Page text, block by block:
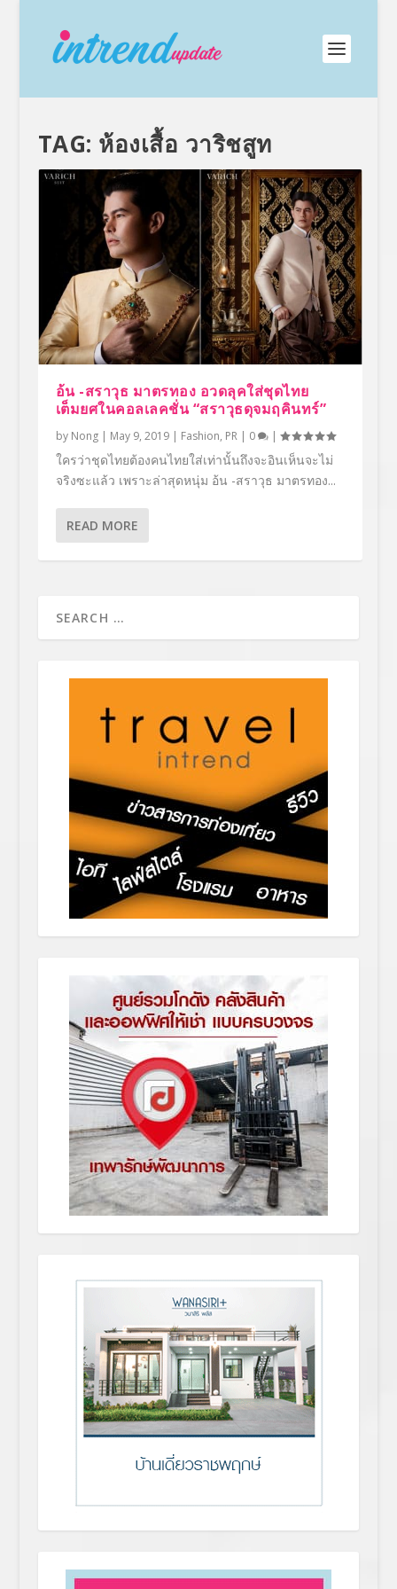
TAG: ห้องเสื้อ วาริชสูท
อ้น -สราวุธ มาตรทอง อวดลุคใส่ชุดไทย
เต็มยศในคอลเลคชั่น “สราวุธดุจมฤคินทร์”
by Nong| May 9, 2019| Fashion, PR| 0 |
ใครว่าชุดไทยต้องคนไทยใส่เท่านั้นถึงจะอินเห็นจะไม่
จริงซะแล้ว เพราะล่าสุดหนุ่ม อ้น -สราวุธ มาตรทอง...
READ MORE